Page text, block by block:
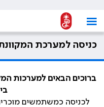
כניסה למערכת
ברוכים הבאים למערכות
לכניסה כמשתמשים